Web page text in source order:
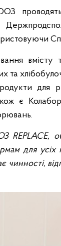
та
для
є
для